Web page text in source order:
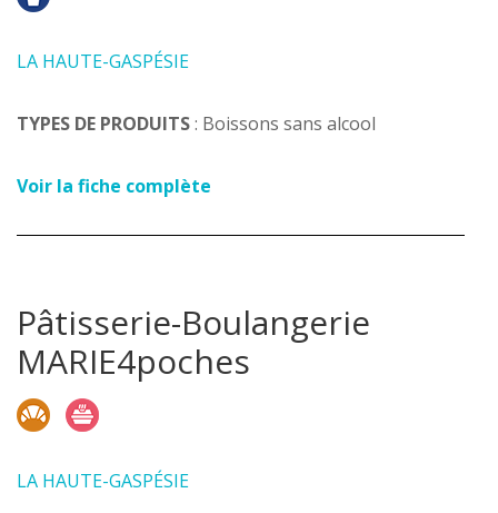
LA HAUTE-GASPÉSIE
TYPES DE PRODUITS: Boissons sans alcool
Voir la fiche complète
Pâtisserie-Boulangerie
MARIE4poches
LA HAUTE-GASPÉSIE